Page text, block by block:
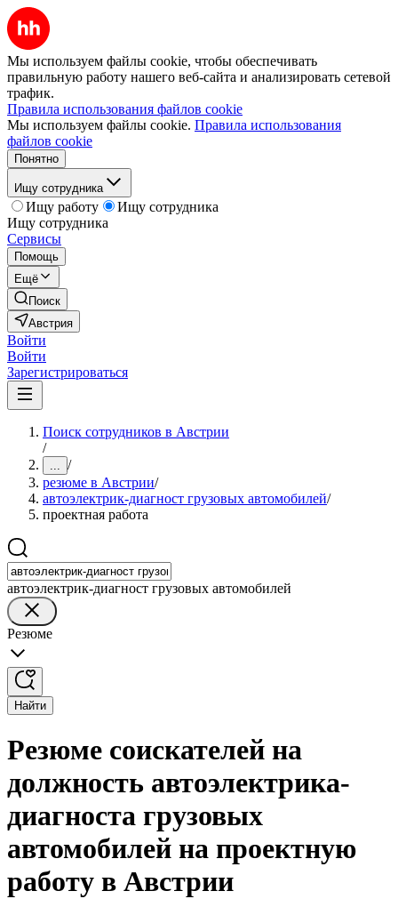
Мы используем файлы cookie, чтобы обеспечивать
правильную работу нашего веб-сайта и анализировать сетевой
трафик.
Правила использования файлов cookie
Мы используем файлы cookie. Правила использования
файлов cookie
Понятно
Ищу сотрудника
Ищу работу
Ищу сотрудника
Ищу сотрудника
Сервисы
Помощь
Ещё
Поиск
Австрия
Войти
Войти
Зарегистрироваться
Поиск сотрудников в Австрии
/
... /
резюме в Австрии/
автоэлектрик-диагност грузовых автомобилей/
проектная работа
автоэлектрик-диагност грузовых автомобилей
Резюме
Найти
Резюме соискателей на
должность автоэлектрика-
диагноста грузовых
автомобилей на проектную
работу в Австрии